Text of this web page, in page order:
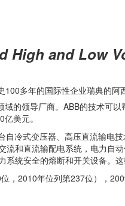
High and Low
100多年的国际性企业瑞典的阿
的领导厂商。ABB的技术可以
美元。
冷式变压器、高压直流输电
和直流输配电系统，电力自
统安全的熔断和开关设备。
2010年位列第237位），